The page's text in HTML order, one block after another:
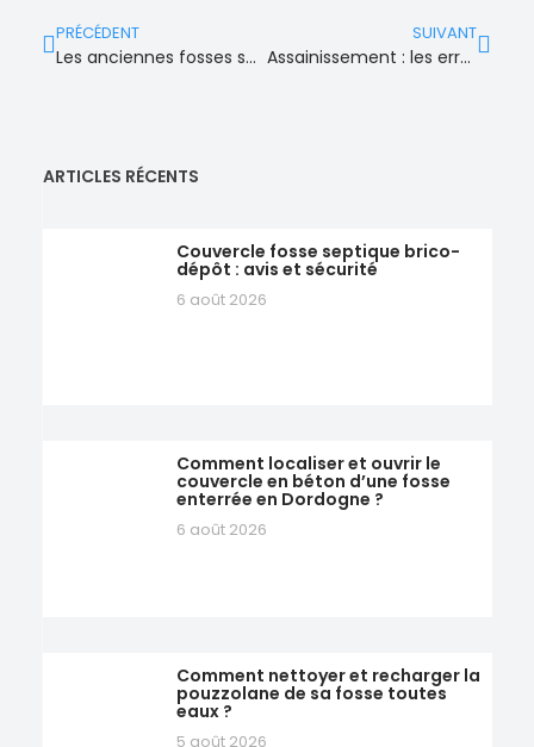
PRÉCÉDENT
Les anciennes fosses septiques posent encore problème aujourd’hui
SUIVANT
Assainissement : les erreurs fréquentes sur les tranchées drainantes
ARTICLES RÉCENTS
Couvercle fosse septique brico-
dépôt : avis et sécurité
6 août 2026
Comment localiser et ouvrir le
couvercle en béton d’une fosse
enterrée en Dordogne ?
6 août 2026
Comment nettoyer et recharger la
pouzzolane de sa fosse toutes
eaux ?
5 août 2026